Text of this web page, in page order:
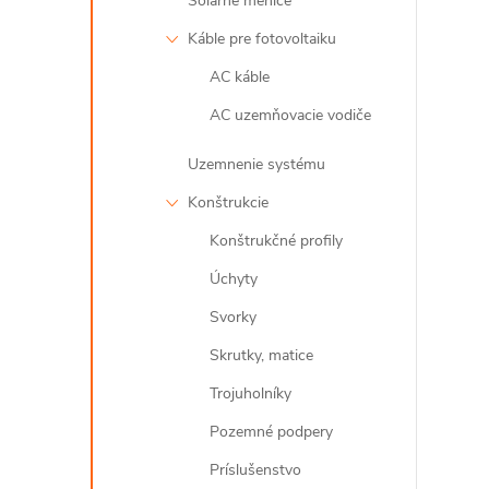
Káble pre fotovoltaiku
AC káble
AC uzemňovacie vodiče
Uzemnenie systému
Konštrukcie
Konštrukčné profily
Úchyty
Svorky
Skrutky, matice
Trojuholníky
Pozemné podpery
Príslušenstvo